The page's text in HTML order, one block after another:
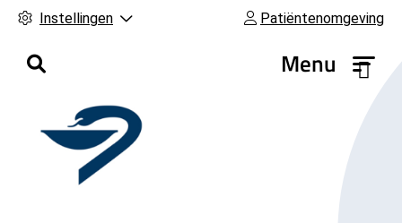
Instellingen Patiëntenomgeving
Menu